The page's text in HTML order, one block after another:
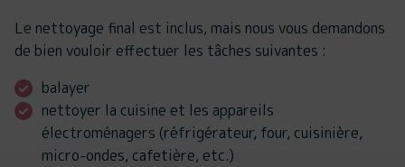
Le nettoyage final est inclus, mais nous vous demandons
de bien vouloir effectuer les tâches suivantes :
balayer
nettoyer la cuisine et les appareils
électroménagers (réfrigérateur, four, cuisinière,
micro-ondes, cafetière, etc.)